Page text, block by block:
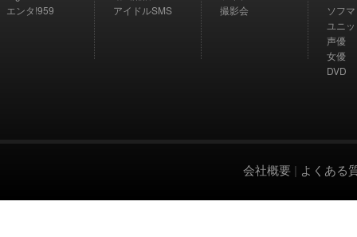
エンタ!959
アイドルSMS
撮影会
ソフ
ユニ
声優
女優
DVD
会社概要 | よくある